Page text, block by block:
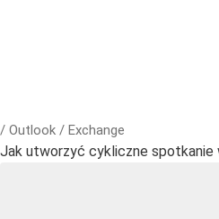
/ Outlook / Exchange
Jak utworzyć cykliczne